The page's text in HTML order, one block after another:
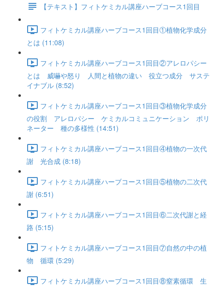
【テキスト】フィトケミカル講座ハーブコース1回目
フィトケミカル講座ハーブコース1回目①植物化学成分
とは (11:08)
フィトケミカル講座ハーブコース1回目②アレロパシー
とは 威嚇や怒り 人間と植物の違い 役立つ成分 サステ
イナブル (8:52)
フィトケミカル講座ハーブコース1回目③植物化学成分
の役割 アレロパシー ケミカルコミュニケーション ポリ
ネーター 種の多様性 (14:51)
フィトケミカル講座ハーブコース1回目④植物の一次代
謝 光合成 (8:18)
フィトケミカル講座ハーブコース1回目⑤植物の二次代
謝 (6:51)
フィトケミカル講座ハーブコース1回目⑥二次代謝と経
路 (5:15)
フィトケミカル講座ハーブコース1回目⑦自然の中の植
物 循環 (5:29)
フィトケミカル講座ハーブコース1回目⑧窒素循環 生